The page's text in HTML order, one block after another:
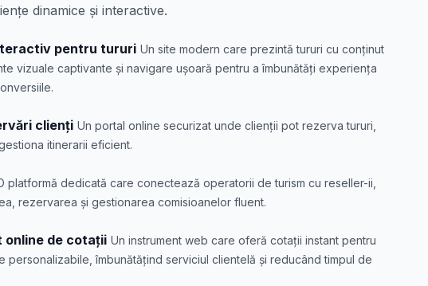
dinamice și interactive.
pentru tururi Un site modern care prezintă tururi cu conținut
vizuale captivante și navigare ușoară pentru a îmbunătăți experiența
clienți Un portal online securizat unde clienții pot rezerva tururi,
itinerarii eficient.
platformă dedicată care conectează operatorii de turism cu reseller-ii,
rezervarea și gestionarea comisioanelor fluent.
online de cotații Un instrument web care oferă cotații instant pentru
personalizabile, îmbunătățind serviciul clientelă și reducând timpul de